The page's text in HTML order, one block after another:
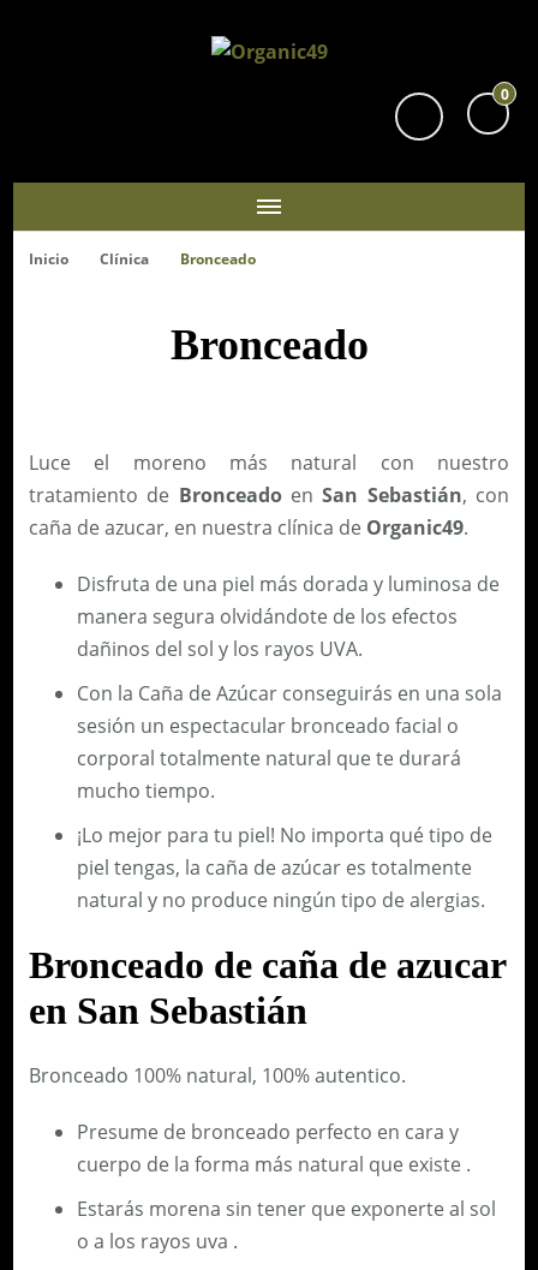
0
Inicio Clínica Bronceado
Bronceado
Luce el moreno más natural con nuestro
tratamiento de BronceadoenSan Sebastián, con
caña de azucar, en nuestra clínica de Organic49.
Disfruta de una piel más dorada y luminosa de
manera segura olvidándote de los efectos
dañinos del sol y los rayos UVA.
Con la Caña de Azúcar conseguirás en una sola
sesión un espectacular bronceado facial o
corporal totalmente natural que te durará
mucho tiempo.
¡Lo mejor para tu piel! No importa qué tipo de
piel tengas, la caña de azúcar es totalmente
natural y no produce ningún tipo de alergias.
Bronceado de caña de azucar
en San Sebastián
Bronceado 100% natural, 100% autentico.
Presume de bronceado perfecto en cara y
cuerpo de la forma más natural que existe .
Estarás morena sin tener que exponerte al sol
o a los rayos uva .